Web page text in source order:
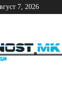
7, 2026